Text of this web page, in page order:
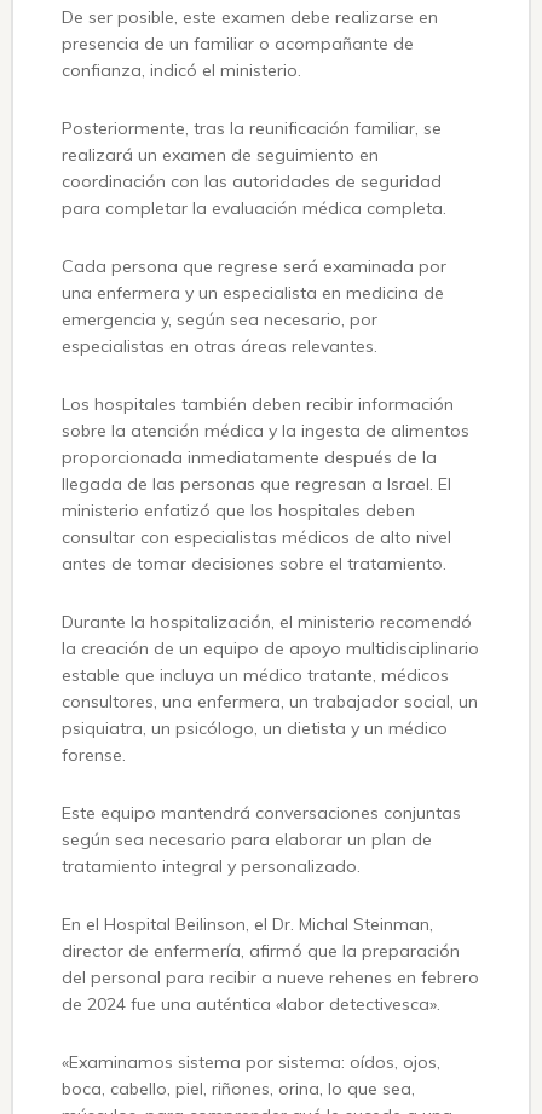
De ser posible, este examen debe realizarse en
presencia de un familiar o acompañante de
confianza, indicó el ministerio.
Posteriormente, tras la reunificación familiar, se
realizará un examen de seguimiento en
coordinación con las autoridades de seguridad
para completar la evaluación médica completa.
Cada persona que regrese será examinada por
una enfermera y un especialista en medicina de
emergencia y, según sea necesario, por
especialistas en otras áreas relevantes.
Los hospitales también deben recibir información
sobre la atención médica y la ingesta de alimentos
proporcionada inmediatamente después de la
llegada de las personas que regresan a Israel. El
ministerio enfatizó que los hospitales deben
consultar con especialistas médicos de alto nivel
antes de tomar decisiones sobre el tratamiento.
Durante la hospitalización, el ministerio recomendó
la creación de un equipo de apoyo multidisciplinario
estable que incluya un médico tratante, médicos
consultores, una enfermera, un trabajador social, un
psiquiatra, un psicólogo, un dietista y un médico
forense.
Este equipo mantendrá conversaciones conjuntas
según sea necesario para elaborar un plan de
tratamiento integral y personalizado.
En el Hospital Beilinson, el Dr. Michal Steinman,
director de enfermería, afirmó que la preparación
del personal para recibir a nueve rehenes en febrero
de 2024 fue una auténtica «labor detectivesca».
«Examinamos sistema por sistema: oídos, ojos,
boca, cabello, piel, riñones, orina, lo que sea,